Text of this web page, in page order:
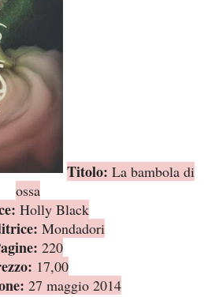
Titolo: La bambola di
ossa
Holly Black
Mondadori
220
17,00
27 maggio 2014